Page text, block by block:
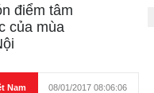
điểm tâm
của mùa
Nam 08/01/2017 08:06:06